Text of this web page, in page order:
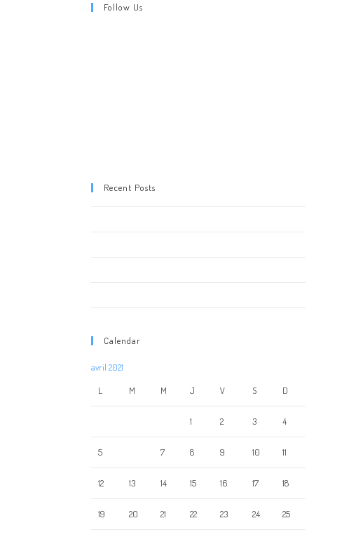
Follow Us
Recent Posts
Calendar
avril 2021
L M M J V S D
1 2 3 4
5 7 8 9 10 11
12 13 14 15 16 17 18
19 20 21 22 23 24 25